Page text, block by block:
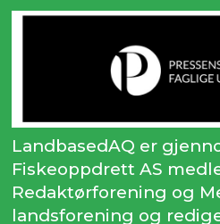
LandbasedAQ er
Fiskeoppdrett AS
Redaktørforening og
landsforening og